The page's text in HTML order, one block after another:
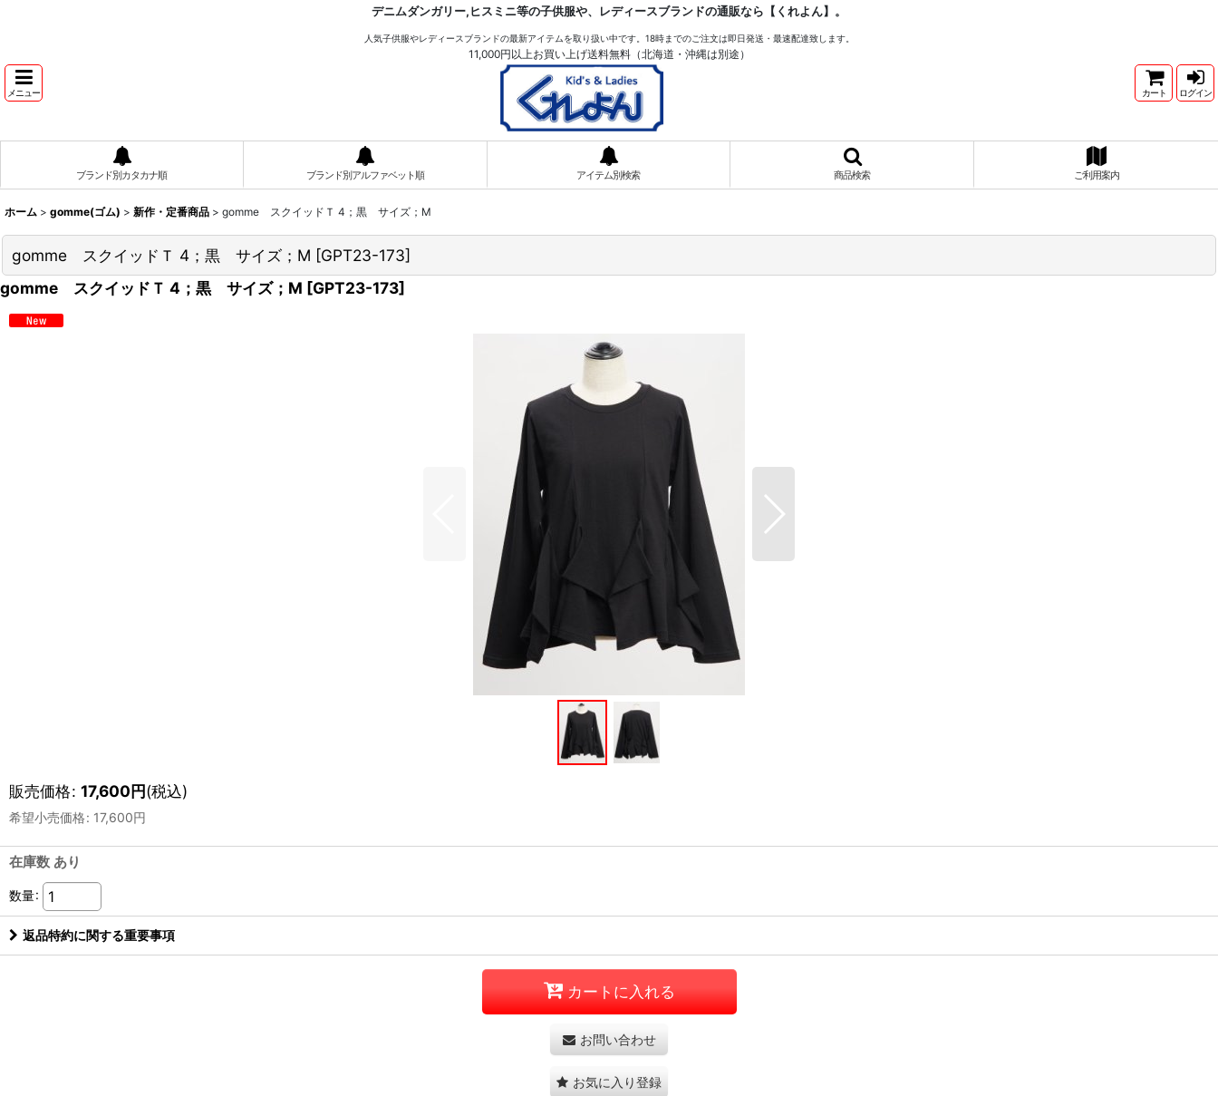
デニムダンガリー,ヒスミニ等の子供服や、レディースブランドの通販なら【くれよん】。
人気子供服やレディースブランドの最新アイテムを取り扱い中です。18時までのご注文は即日発送・最速配達致します。
11,000円以上お買い上げ送料無料（北海道・沖縄は別途）
メニュー カート ログイン
ブランド別カタカナ順 ブランド別アルファベット順 アイテム別検索 商品検索 ご利用案内
ホーム > gomme(ゴム) > 新作・定番商品 > gomme スクイッドＴ 4；黒 サイズ；M
gomme スクイッドＴ 4；黒 サイズ；M [GPT23-173]
gomme スクイッドＴ 4；黒 サイズ；M [GPT23-173]
販売価格: 17,600円(税込)
希望小売価格: 17,600円
在庫数 あり
数量:
返品特約に関する重要事項
カートに入れる
お問い合わせ
お気に入り登録